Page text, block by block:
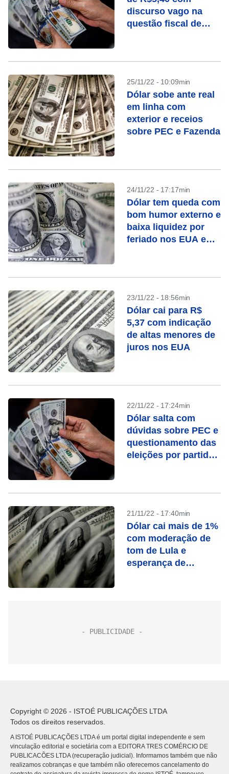
discurso vago na
questão fiscal de
25/11/22 - 10:09min
Dólar sobe ante real
em linha com
exterior e receios
sobre PEC e Fazenda
24/11/22 - 17:17min
Dólar tem queda com
bom humor externo e
baixa liquidez por
feriado nos EUA e
23/11/22 - 18:56min
Dólar cai para R$
5,37 com indicação
de altas menores de
juros nos EUA
22/11/22 - 17:24min
Dólar salta com
dúvidas sobre PEC e
questionamento das
eleições por partido
21/11/22 - 17:40min
Dólar cai mais de 1%
com moderação de
tom de Lula e
esperança de
Copyright © 2026 - ISTOÉ PUBLICAÇÕES LTDA
Todos os direitos reservados.
A ISTOÉ PUBLICAÇÕES LTDA é um portal digital independente e sem
vinculação editorial e societária com a EDITORA TRES COMÉRCIO DE
PUBLICACÕES LTDA (recuperação judicial). Informamos também que não
realizamos cobranças e que também não oferecemos cancelamento do